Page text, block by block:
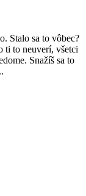
Stalo sa to vôbec?
ti to neuverí, všetci
Snažíš sa to